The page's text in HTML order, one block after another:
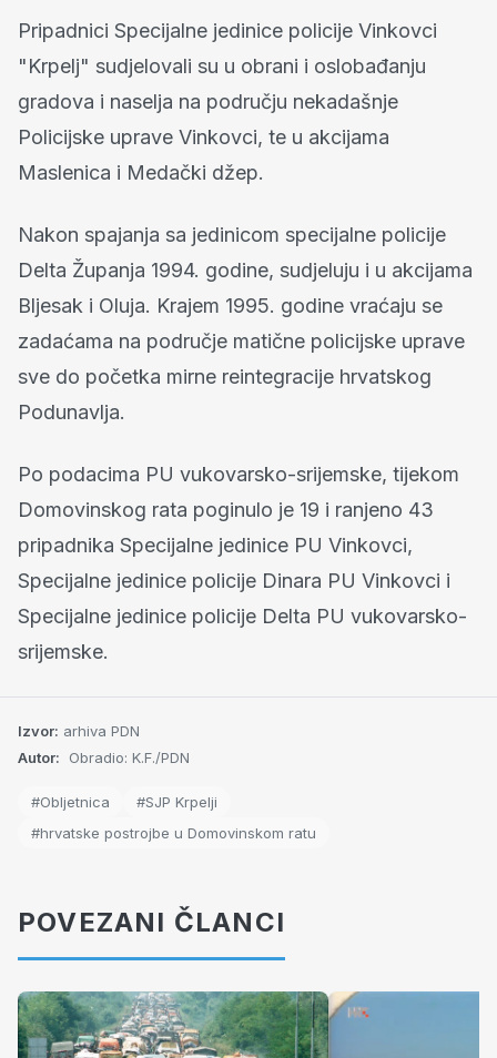
Pripadnici Specijalne jedinice policije Vinkovci
"Krpelj" sudjelovali su u obrani i oslobađanju
gradova i naselja na području nekadašnje
Policijske uprave Vinkovci, te u akcijama
Maslenica i Medački džep.
Nakon spajanja sa jedinicom specijalne policije
Delta Županja 1994. godine, sudjeluju i u akcijama
Bljesak i Oluja. Krajem 1995. godine vraćaju se
zadaćama na područje matične policijske uprave
sve do početka mirne reintegracije hrvatskog
Podunavlja.
Po podacima PU vukovarsko-srijemske, tijekom
Domovinskog rata poginulo je 19 i ranjeno 43
pripadnika Specijalne jedinice PU Vinkovci,
Specijalne jedinice policije Dinara PU Vinkovci i
Specijalne jedinice policije Delta PU vukovarsko-
srijemske.
Izvor: arhiva PDN
Autor:
Obradio: K.F./PDN
#Obljetnica
#SJP Krpelji
#hrvatske postrojbe u Domovinskom ratu
POVEZANI ČLANCI